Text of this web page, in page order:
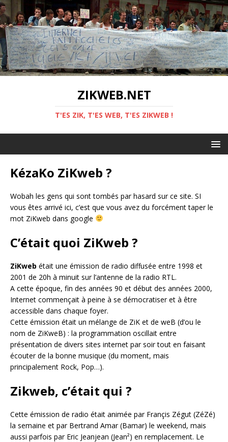
ZIKWEB.NET
T'ES ZIK, T'ES WEB, T'ES ZIKWEB !
KézaKo ZiKweb ?
Wobah les gens qui sont tombés par hasard sur ce site. SI
vous êtes arrivé ici, c’est que vous avez du forcément taper le
mot ZiKweb dans google
C’était quoi ZiKweb ?
ZiKweb était une émission de radio diffusée entre 1998 et
2001 de 20h à minuit sur l’antenne de la radio RTL.
A cette époque, fin des années 90 et début des années 2000,
Internet commençait à peine à se démocratiser et à être
accessible dans chaque foyer.
Cette émission était un mélange de ZiK et de weB (d’ou le
nom de ZiKweB) : la programmation oscillait entre
présentation de divers sites internet par soir tout en faisant
écouter de la bonne musique (du moment, mais
principalement Rock, Pop…).
Zikweb, c’était qui ?
Cette émission de radio était animée par Françis Zégut (ZéZé)
la semaine et par Bertrand Amar (Bamar) le weekend, mais
aussi parfois par Eric Jeanjean (Jean²) en remplacement. Le